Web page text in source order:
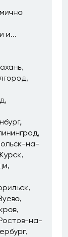
и...
на-
Курск
на-